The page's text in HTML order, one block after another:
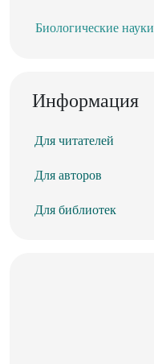
Биологические науки
Информация
Для читателей
Для авторов
Для библиотек